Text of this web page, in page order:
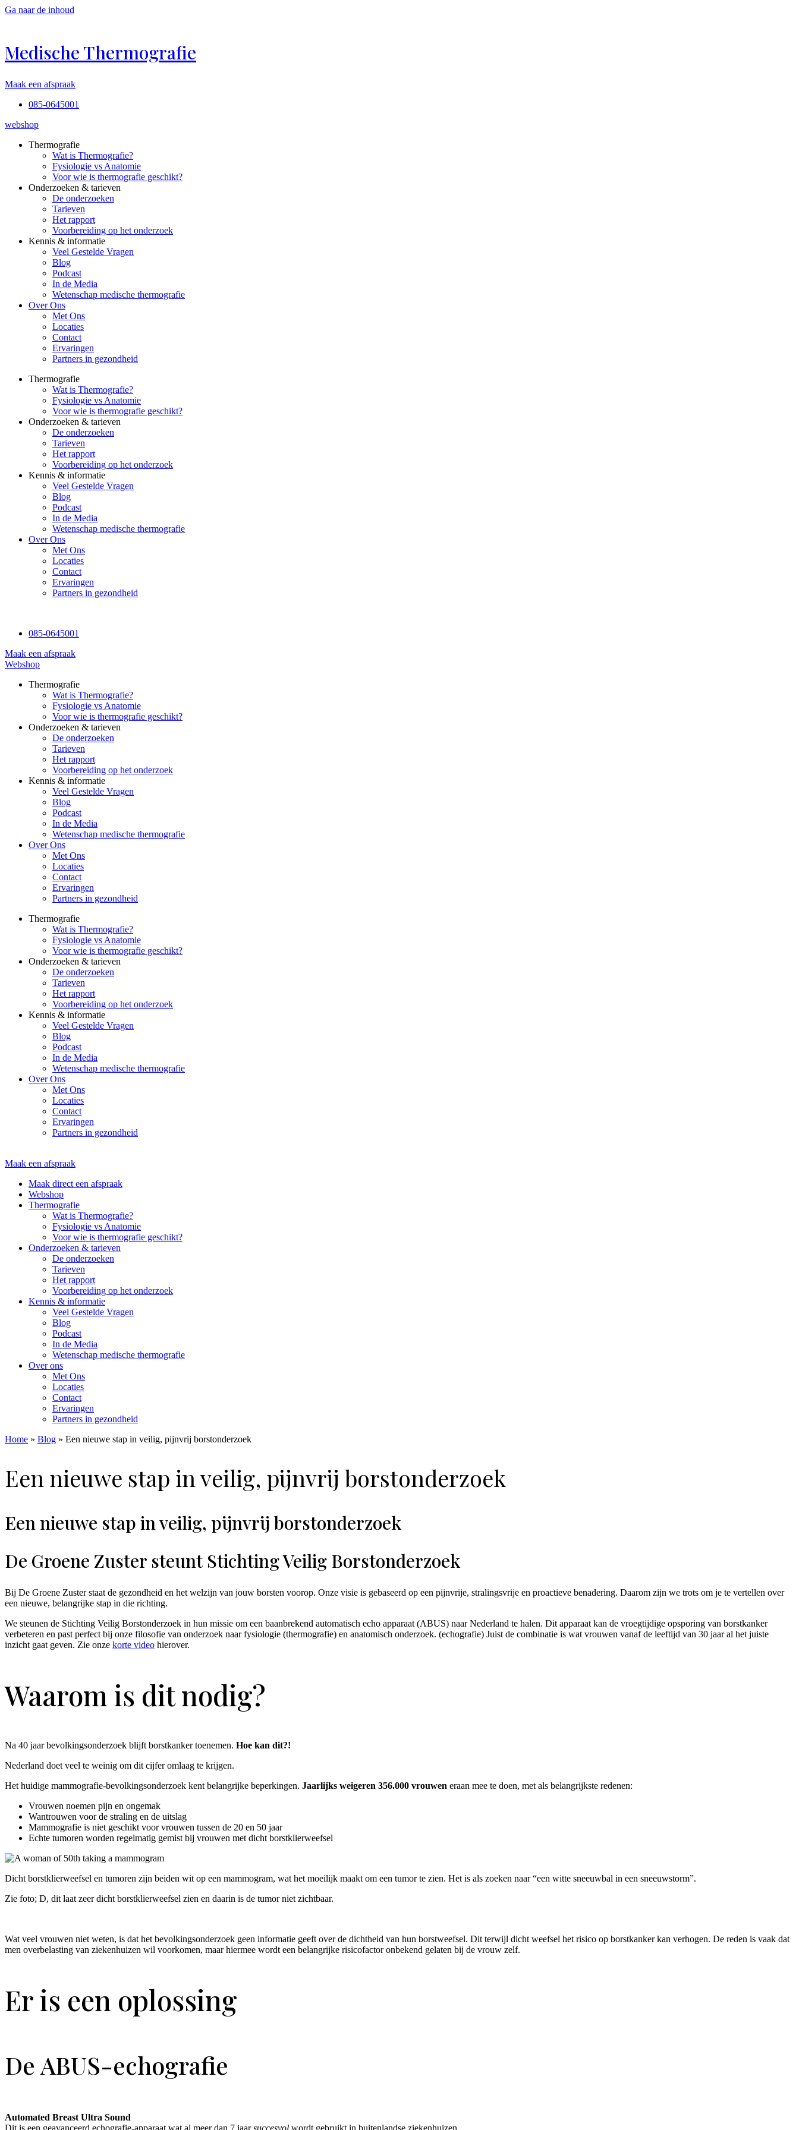
Ga naar de inhoud
Medische Thermografie
Maak een afspraak
085-0645001
webshop
Thermografie
Wat is Thermografie?
Fysiologie vs Anatomie
Voor wie is thermografie geschikt?
Onderzoeken & tarieven
De onderzoeken
Tarieven
Het rapport
Voorbereiding op het onderzoek
Kennis & informatie
Veel Gestelde Vragen
Blog
Podcast
In de Media
Wetenschap medische thermografie
Over Ons
Met Ons
Locaties
Contact
Ervaringen
Partners in gezondheid
Thermografie
Wat is Thermografie?
Fysiologie vs Anatomie
Voor wie is thermografie geschikt?
Onderzoeken & tarieven
De onderzoeken
Tarieven
Het rapport
Voorbereiding op het onderzoek
Kennis & informatie
Veel Gestelde Vragen
Blog
Podcast
In de Media
Wetenschap medische thermografie
Over Ons
Met Ons
Locaties
Contact
Ervaringen
Partners in gezondheid
085-0645001
Maak een afspraak
Webshop
Thermografie
Wat is Thermografie?
Fysiologie vs Anatomie
Voor wie is thermografie geschikt?
Onderzoeken & tarieven
De onderzoeken
Tarieven
Het rapport
Voorbereiding op het onderzoek
Kennis & informatie
Veel Gestelde Vragen
Blog
Podcast
In de Media
Wetenschap medische thermografie
Over Ons
Met Ons
Locaties
Contact
Ervaringen
Partners in gezondheid
Thermografie
Wat is Thermografie?
Fysiologie vs Anatomie
Voor wie is thermografie geschikt?
Onderzoeken & tarieven
De onderzoeken
Tarieven
Het rapport
Voorbereiding op het onderzoek
Kennis & informatie
Veel Gestelde Vragen
Blog
Podcast
In de Media
Wetenschap medische thermografie
Over Ons
Met Ons
Locaties
Contact
Ervaringen
Partners in gezondheid
Maak een afspraak
Maak direct een afspraak
Webshop
Thermografie
Wat is Thermografie?
Fysiologie vs Anatomie
Voor wie is thermografie geschikt?
Onderzoeken & tarieven
De onderzoeken
Tarieven
Het rapport
Voorbereiding op het onderzoek
Kennis & informatie
Veel Gestelde Vragen
Blog
Podcast
In de Media
Wetenschap medische thermografie
Over ons
Met Ons
Locaties
Contact
Ervaringen
Partners in gezondheid
Home » Blog » Een nieuwe stap in veilig, pijnvrij borstonderzoek
Een nieuwe stap in veilig, pijnvrij borstonderzoek
Een nieuwe stap in veilig, pijnvrij borstonderzoek
De Groene Zuster steunt Stichting Veilig Borstonderzoek
Bij De Groene Zuster staat de gezondheid en het welzijn van jouw borsten voorop. Onze visie is gebaseerd op een pijnvrije, stralingsvrije en proactieve benadering. Daarom zijn we trots om je te vertellen over
een nieuwe, belangrijke stap in die richting.
We steunen de Stichting Veilig Borstonderzoek in hun missie om een baanbrekend automatisch echo apparaat (ABUS) naar Nederland te halen. Dit apparaat kan de vroegtijdige opsporing van borstkanker
verbeteren en past perfect bij onze filosofie van onderzoek naar fysiologie (thermografie) en anatomisch onderzoek. (echografie) Juist de combinatie is wat vrouwen vanaf de leeftijd van 30 jaar al het juiste
inzicht gaat geven. Zie onze korte video hierover.
Waarom is dit nodig?
Na 40 jaar bevolkingsonderzoek blijft borstkanker toenemen. Hoe kan dit?!
Nederland doet veel te weinig om dit cijfer omlaag te krijgen.
Het huidige mammografie-bevolkingsonderzoek kent belangrijke beperkingen. Jaarlijks weigeren 356.000 vrouwen eraan mee te doen, met als belangrijkste redenen:
Vrouwen noemen pijn en ongemak
Wantrouwen voor de straling en de uitslag
Mammografie is niet geschikt voor vrouwen tussen de 20 en 50 jaar
Echte tumoren worden regelmatig gemist bij vrouwen met dicht borstklierweefsel
Dicht borstklierweefsel en tumoren zijn beiden wit op een mammogram, wat het moeilijk maakt om een tumor te zien. Het is als zoeken naar “een witte sneeuwbal in een sneeuwstorm”.
Zie foto; D, dit laat zeer dicht borstklierweefsel zien en daarin is de tumor niet zichtbaar.
Wat veel vrouwen niet weten, is dat het bevolkingsonderzoek geen informatie geeft over de dichtheid van hun borstweefsel. Dit terwijl dicht weefsel het risico op borstkanker kan verhogen. De reden is vaak dat
men overbelasting van ziekenhuizen wil voorkomen, maar hiermee wordt een belangrijke risicofactor onbekend gelaten bij de vrouw zelf.
Er is een oplossing
De ABUS-echografie
Automated Breast Ultra Sound